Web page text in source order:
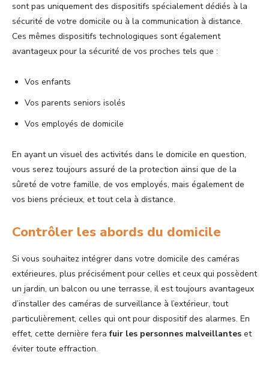
sont pas uniquement des dispositifs spécialement dédiés à la
sécurité de votre domicile ou à la communication à distance.
Ces mêmes dispositifs technologiques sont également
avantageux pour la sécurité de vos proches tels que :
Vos enfants
Vos parents seniors isolés
Vos employés de domicile
En ayant un visuel des activités dans le domicile en question,
vous serez toujours assuré de la protection ainsi que de la
sûreté de votre famille, de vos employés, mais également de
vos biens précieux, et tout cela à distance.
Contrôler les abords du domicile
Si vous souhaitez intégrer dans votre domicile des caméras
extérieures, plus précisément pour celles et ceux qui possèdent
un jardin, un balcon ou une terrasse, il est toujours avantageux
d’installer des caméras de surveillance à l’extérieur, tout
particulièrement, celles qui ont pour dispositif des alarmes. En
effet, cette dernière ferafuir les personnes malveillantes et
éviter toute effraction.